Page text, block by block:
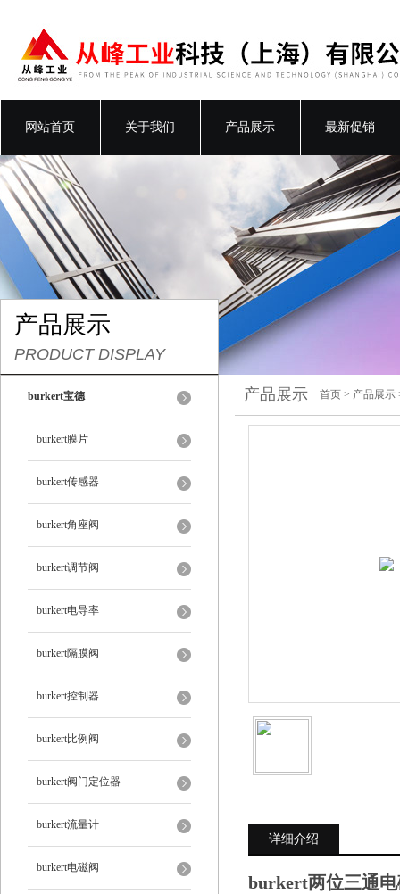
网站首页 关于我们 产品展示 最新促销
产品展示
PRODUCT DISPLAY
burkert宝德
burkert膜片
burkert传感器
burkert角座阀
burkert调节阀
burkert电导率
burkert隔膜阀
burkert控制器
burkert比例阀
burkert阀门定位器
burkert流量计
burkert电磁阀
产品展示 首页 > 产品展示
详细介绍
burkert两位三通